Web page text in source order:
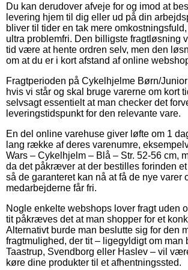
Du kan derudover afveje for og imod at
levering hjem til dig eller ud på din
bliver til tider en tak mere
ultra problemfri. Den billigste fragtløsning
tid være at hente ordren selv, men den
om at du er i kort afstand af online
Fragtperioden på Cykelhjelme Børn/Junior
hvis vi står og skal bruge varerne om kort
selvsagt essentielt at man checker det
leveringstidspunkt for den relevante vare.
En del online varehuse giver løfte om 1
lang række af deres varenumre,
Wars – Cykelhjelm – Blå – Str. 52-56 cm,
da det påkræver at der bestilles forinden
så de garanteret kan nå at få de nye varer
medarbejderne får fri.
Nogle enkelte webshops lover fragt uden
tit påkræves det at man shopper for et
Alternativt burde man beslutte sig for den
fragtmulighed, der tit – ligegyldigt om man
Taastrup, Svendborg eller Haslev – vil
køre dine produkter til et afhentningssted.